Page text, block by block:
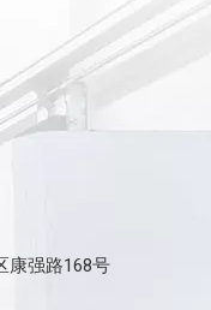
康强路168号